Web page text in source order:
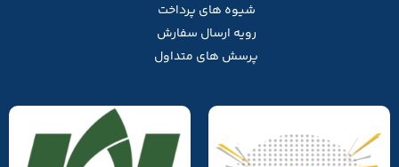
شیوه های پرداخت
رویه ارسال سفارش
پرسش های متداول